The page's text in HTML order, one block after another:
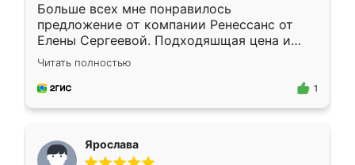
Больше всех мне понравилось
предложение от компании Ренессанс от
Елены Сергеевой. Подходяшщая цена и
короткие сроки изготовления. Приехавший
для замера сотрудник Владислав
предложил по моему эскизу самый
Читать полностью
1
Ярослава